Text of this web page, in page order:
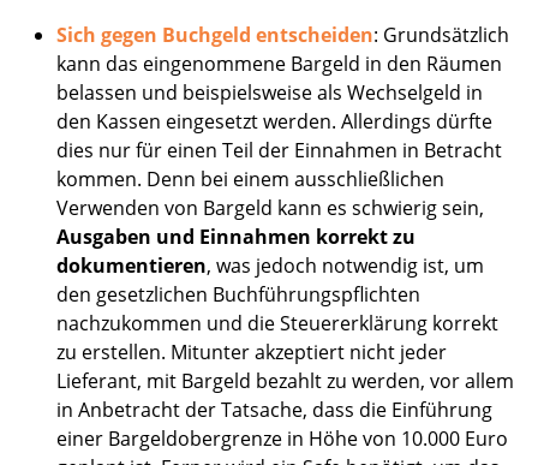
Sich gegen Buchgeld entscheiden: Grundsätzlich
kann das eingenommene Bargeld in den Räumen
belassen und beispielsweise als Wechselgeld in
den Kassen eingesetzt werden. Allerdings dürfte
dies nur für einen Teil der Einnahmen in Betracht
kommen. Denn bei einem ausschließlichen
Verwenden von Bargeld kann es schwierig sein,
Ausgaben und Einnahmen korrekt zu
dokumentieren, was jedoch notwendig ist, um
den gesetzlichen Buchführungspflichten
nachzukommen und die Steuererklärung korrekt
zu erstellen. Mitunter akzeptiert nicht jeder
Lieferant, mit Bargeld bezahlt zu werden, vor allem
in Anbetracht der Tatsache, dass die Einführung
einer Bargeldobergrenze in Höhe von 10.000 Euro